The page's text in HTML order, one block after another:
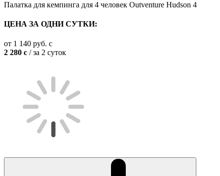
Палатка для кемпинга для 4 человек Outventure Hudson 4
ЦЕНА ЗА ОДНИ СУТКИ:
от 1 140 руб. c
2 280 c / за 2 суток